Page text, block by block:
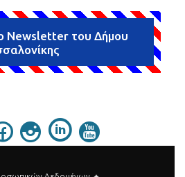
Newsletter του Δήμου